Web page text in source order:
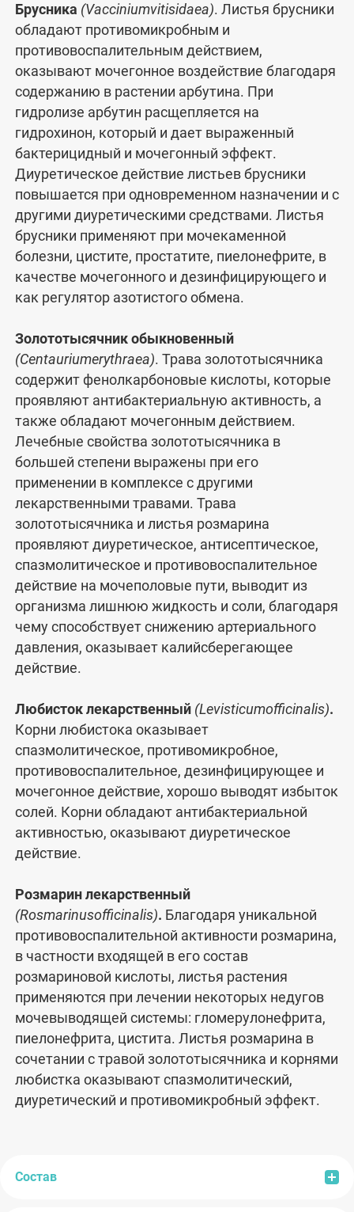
Брусника (Vacciniumvitisidaea). Листья брусники
обладают противомикробным и
противовоспалительным действием,
оказывают мочегонное воздействие благодаря
содержанию в растении арбутина. При
гидролизе арбутин расщепляется на
гидрохинон, который и дает выраженный
бактерицидный и мочегонный эффект.
Диуретическое действие листьев брусники
повышается при одновременном назначении и с
другими диуретическими средствами. Листья
брусники применяют при мочекаменной
болезни, цистите, простатите, пиелонефрите, в
качестве мочегонного и дезинфицирующего и
как регулятор азотистого обмена.
Золототысячник обыкновенный
(Centauriumerythraea). Трава золототысячника
содержит фенолкарбоновые кислоты, которые
проявляют антибактериальную активность, а
также обладают мочегонным действием.
Лечебные свойства золототысячника в
большей степени выражены при его
применении в комплексе с другими
лекарственными травами. Трава
золототысячника и листья розмарина
проявляют диуретическое, антисептическое,
спазмолитическое и противовоспалительное
действие на мочеполовые пути, выводит из
организма лишнюю жидкость и соли, благодаря
чему способствует снижению артериального
давления, оказывает калийсберегающее
действие.
Любисток лекарственный (Levisticumofficinalis).
Корни любистока оказывает
спазмолитическое, противомикробное,
противовоспалительное, дезинфицирующее и
мочегонное действие, хорошо выводят избыток
солей. Корни обладают антибактериальной
активностью, оказывают диуретическое
действие.
Розмарин лекарственный
(Rosmarinusofficinalis). Благодаря уникальной
противовоспалительной активности розмарина,
в частности входящей в его состав
розмариновой кислоты, листья растения
применяются при лечении некоторых недугов
мочевыводящей системы: гломерулонефрита,
пиелонефрита, цистита. Листья розмарина в
сочетании с травой золототысячника и корнями
любистка оказывают спазмолитический,
диуретический и противомикробный эффект.
Состав